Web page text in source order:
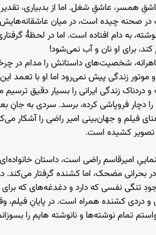
همسر، عاشقِ شغل. اما از بدبیاری،
در صحنه چیده است، در میان
به دام افتاده است. اما در لحظهٔ
برای او نان و آب نمی‌شود!
شخصیت‌های داستانش را مدام در
زندگی پیش نمی‌رود اما او با تعمد این
زندگی ایرانی را بسیار دقیق
را دچار فروپاشی کرده، برسد. سردی به
فیلم و جهان‌بینی امیر راضی را آشکار
تصویر کشیده است.
امیرقاسم راضی است، داستان
در بحرانی مضحک، اما کشنده گرفتار
تنگی نفسی که دارد و دغدغه‌های که
و دردی کشنده همراه است. در پایانِ
تمام نوشته‌ها و نانوشته هایم را